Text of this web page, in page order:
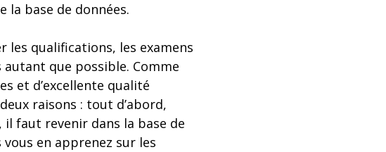
base de données.
les qualifications, les examens
autant que possible. Comme
et d’excellente qualité
raisons : tout d’abord,
faut revenir dans la base de
vous en apprenez sur les